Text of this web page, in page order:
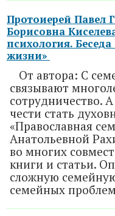
Протоиерей Павел
Борисовна
психология.
жизни»
От автора: С
связывают
сотрудничество.
чести стать
«Православная
Анатольевной
во многих
книги и статьи.
сложную
семейных